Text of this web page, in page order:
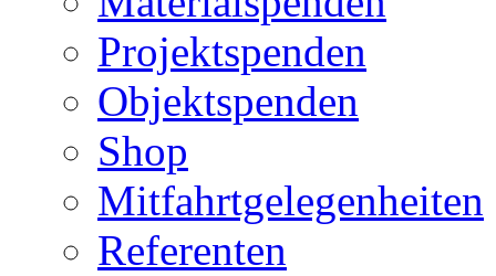
Projektspenden
Objektspenden
Shop
Mitfahrtgelegenheiten
Referenten